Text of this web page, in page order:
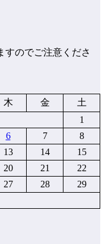
すのでご注意くださ
木 金
土
1
6 7
8
13 14
15
20 21
22
27 28
29